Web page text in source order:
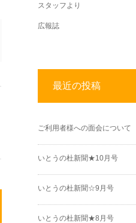
スタッフより
広報誌
最近の投稿
ご利用者様への面会について
いとうの杜新聞★10月号
いとうの杜新聞☆9月号
いとうの杜新聞★8月号